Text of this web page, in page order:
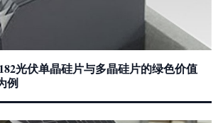
光伏单晶硅片与多晶硅片的绿色价值
例